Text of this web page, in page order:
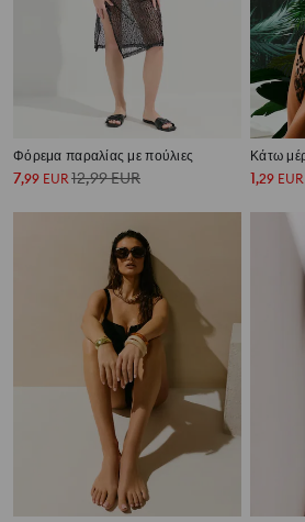
Φόρεμα παραλίας με πούλιες
7,99 EUR 12,99EUR 1,29 EUR